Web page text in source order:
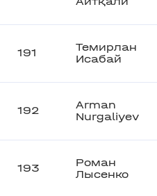
191
Темирлан
Исабай
192
Arman
Nurgaliyev
193
Роман
Лысенко